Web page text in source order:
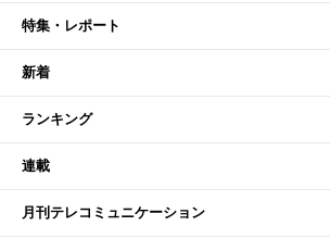
特集・レポート
新着
ランキング
連載
月刊テレコミュニケーション